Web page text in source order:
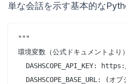
単な会話を示す基本的な
"""
環境変数（公式ドキュメントより
DASHSCOPE_API_KEY:
DASHSCOPE_BASE_URL: (オプ